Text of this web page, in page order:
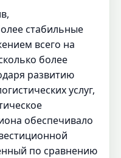
стабильные
всего на
более
развитию
услуг,
обеспечивало
по сравнению